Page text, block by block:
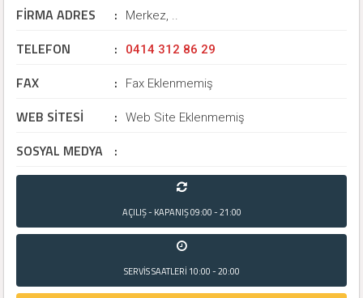
FİRMA ADRES : Merkez, ..
TELEFON : 0414 312 86 29
FAX : Fax Eklenmemiş
WEB SİTESİ : Web Site Eklenmemiş
SOSYAL MEDYA :
AÇILIŞ - KAPANIŞ09:00 - 21:00
SERVİS SAATLERİ 10:00 - 20:00